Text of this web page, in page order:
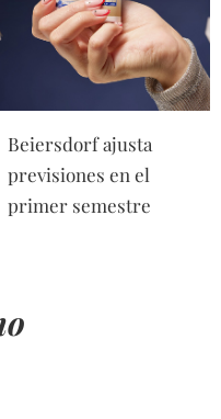
Beiersdorf ajusta
previsiones en el
primer semestre